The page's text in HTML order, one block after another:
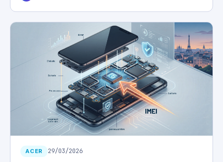
ACER 29/03/2026